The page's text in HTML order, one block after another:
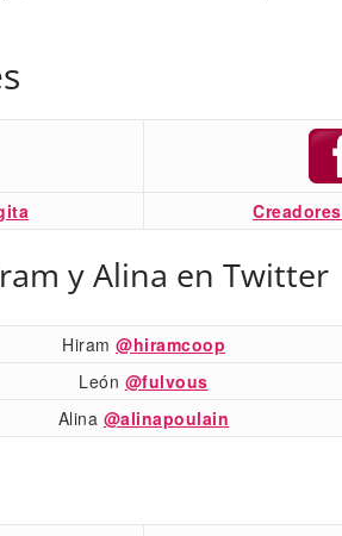
y Alina en Twitter
Hiram @hiramcoop
León @fulvous
Alina @alinapoulain